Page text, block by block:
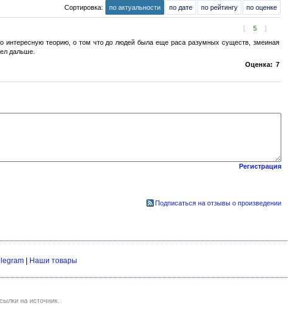
Сортировка: по актуальности по дате по рейтингу по оценке
[ 5 ]
интересную теорию, о том что до людей была еще раса разумных существ, змеиная
дальше.
Оценка: 7
Регистрация
Подписаться на отзывы о произведении
Наши товары
на источник.